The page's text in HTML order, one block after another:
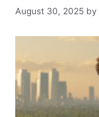
August 30, 2025 by